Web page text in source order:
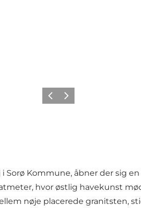
ForrigeNeste
Kommune, åbner der sig
hvor østlig havekunst
nøje placerede granitsten,